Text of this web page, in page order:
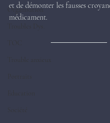
Organisation
Troubles Dys.
TOC
Trouble anxieux
et de démonter les fausses
médicament.